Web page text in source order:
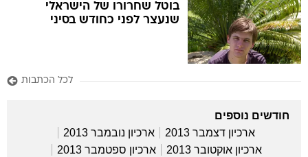
בוטל שחרורו של הישראלי
שנעצר לפני כחודש בסיני
לכל הכתבות
חודשים נוספים
ארכיון דצמבר 2013
ארכיון נובמבר 2013
ארכיון אוקטובר 2013
ארכיון ספטמבר 2013